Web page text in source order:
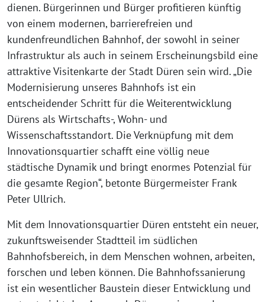
dienen. Bürgerinnen und Bürger profitieren künftig
von einem modernen, barrierefreien und
kundenfreundlichen Bahnhof, der sowohl in seiner
Infrastruktur als auch in seinem Erscheinungsbild eine
attraktive Visitenkarte der Stadt Düren sein wird. „Die
Modernisierung unseres Bahnhofs ist ein
entscheidender Schritt für die Weiterentwicklung
Dürens als Wirtschafts-, Wohn- und
Wissenschaftsstandort. Die Verknüpfung mit dem
Innovationsquartier schafft eine völlig neue
städtische Dynamik und bringt enormes Potenzial für
die gesamte Region“, betonte Bürgermeister Frank
Peter Ullrich.
Mit dem Innovationsquartier Düren entsteht ein neuer,
zukunftsweisender Stadtteil im südlichen
Bahnhofsbereich, in dem Menschen wohnen, arbeiten,
forschen und leben können. Die Bahnhofssanierung
ist ein wesentlicher Baustein dieser Entwicklung und